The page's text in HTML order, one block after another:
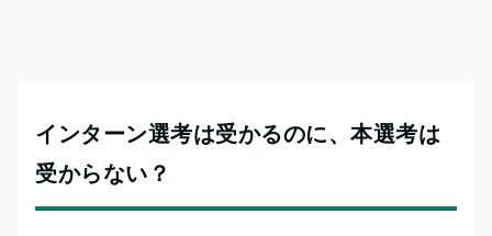
インターン選考は受かるのに、本選考は
受からない？